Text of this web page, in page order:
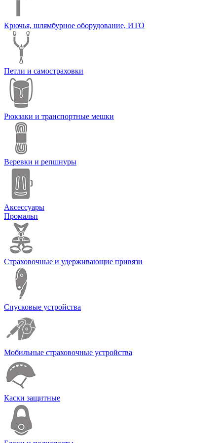
Крючья, шлямбурное оборудование, ИТО
Петли и самостраховки
Рюкзаки и транспортные мешки
Веревки и репшнуры
Аксессуары
Промальп
Страховочные и удерживающие привязи
Спусковые устройства
Мобильные страховочные устройства
Каски защитные